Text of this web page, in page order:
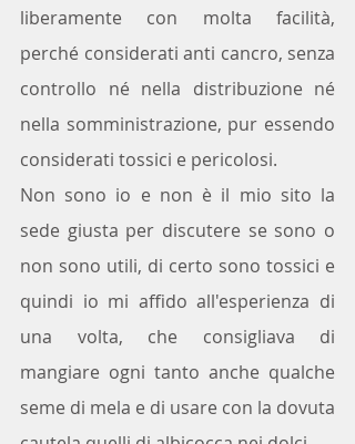
liberamente con molta facilità,
perché considerati anti cancro, senza
controllo né nella distribuzione né
nella somministrazione, pur essendo
considerati tossici e pericolosi.
Non sono io e non è il mio sito la
sede giusta per discutere se sono o
non sono utili, di certo sono tossici e
quindi io mi affido all'esperienza di
una volta, che consigliava di
mangiare ogni tanto anche qualche
seme di mela e di usare con la dovuta